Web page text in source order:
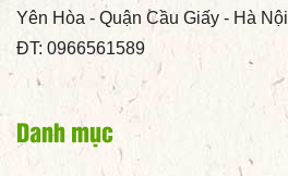
Yên Hòa - Quận Cầu Giấy - Hà Nội
ĐT: 0966561589
Danh mục